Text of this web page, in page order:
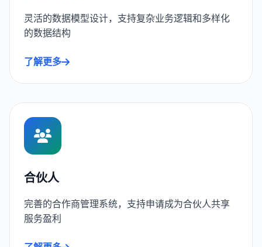
灵活的数据模型设计，支持复杂业务逻辑和多样化
的数据结构
了解更多
合伙人
完善的合作商管理系统，支持申请成为合伙人共享
服务盈利